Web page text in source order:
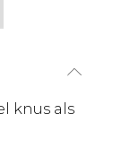
knus als